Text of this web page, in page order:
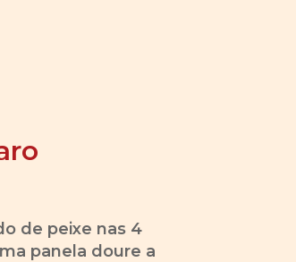
de peixe nas 4
panela doure a